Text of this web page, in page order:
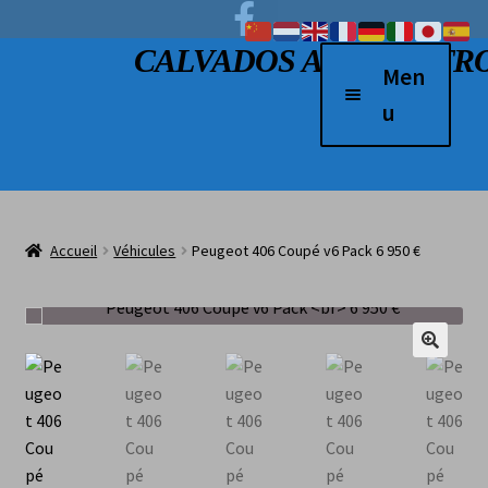
Aller à la navigation
Aller au contenu
CALVADOS AUTOMen
u
2 Roues
Boutique
Véhicules vendus
L’atelier
Contact
Accueil Véhicules Peugeot 406 Coupé v6 Pack 6 950 €
Facebook